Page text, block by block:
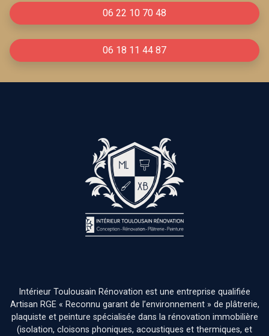
06 22 10 70 48
06 18 11 44 87
Intérieur Toulousain Rénovation est une entreprise qualifiée
Artisan RGE « Reconnu garant de l’environnement » de plâtrerie,
plaquiste et peinture spécialisée dans la rénovation immobilière
(isolation, cloisons phoniques, acoustiques et thermiques, et